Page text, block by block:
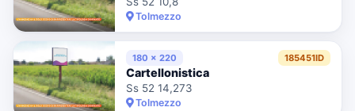
Tolmezzo
180 x 220 185451ID
Cartellonistica
Ss 52 14,273
Tolmezzo